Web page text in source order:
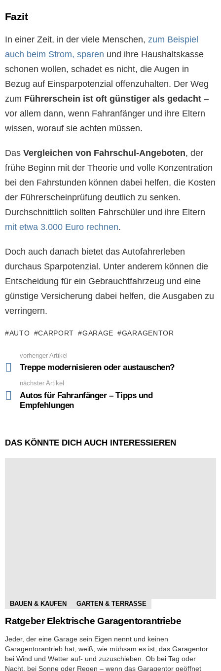
Fazit
In einer Zeit, in der viele Menschen, zum Beispiel
auch beim Strom, sparen und ihre Haushaltskasse
schonen wollen, schadet es nicht, die Augen in
Bezug auf Einsparpotenzial offenzuhalten. Der Weg
zum Führerschein ist oft günstiger als gedacht –
vor allem dann, wenn Fahranfänger und ihre Eltern
wissen, worauf sie achten müssen.
Das Vergleichen von Fahrschul-Angeboten, der
frühe Beginn mit der Theorie und volle Konzentration
bei den Fahrstunden können dabei helfen, die Kosten
der Führerscheinprüfung deutlich zu senken.
Durchschnittlich sollten Fahrschüler und ihre Eltern
mit etwa 3.000 Euro rechnen.
Doch auch danach bietet das Autofahrerleben
durchaus Sparpotenzial. Unter anderem können die
Entscheidung für ein Gebrauchtfahrzeug und eine
günstige Versicherung dabei helfen, die Ausgaben zu
verringern.
AUTO CARPORT GARAGE GARAGENTOR
more
vorheriger Artikel
Treppe modernisieren oder austauschen?
nächster Artikel
Autos für Fahranfänger – Tipps und
Empfehlungen
DAS KÖNNTE DICH AUCH INTERESSIEREN
BAUEN & KAUFEN GARTEN & TERRASSE
Ratgeber Elektrische Garagentorantriebe
Jeder, der eine Garage sein Eigen nennt und keinen
Garagentorantrieb hat, weiß, wie mühsam es ist, das Garagentor
bei Wind und Wetter auf- und zuzuschieben. Ob bei Tag oder
Nacht, bei Sonne oder Regen – wenn das Garagentor geöffnet